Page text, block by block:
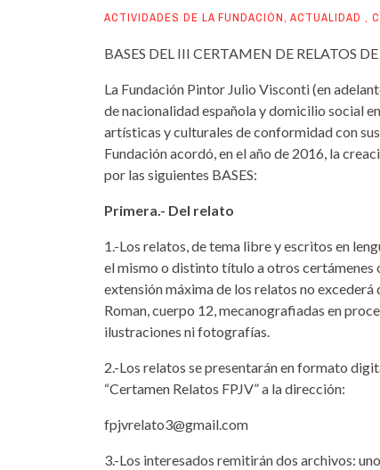
ACTIVIDADES DE LA FUNDACIÓN, ACTUALIDAD ,
BASES DEL III CERTAMEN DE RELATOS
La Fundación Pintor Julio Visconti (en
de nacionalidad española y domicilio social
artísticas y culturales de conformidad con
Fundación acordó, en el año de 2016, la
por las siguientes BASES:
Primera.- Del relato
1.-Los relatos, de tema libre y escritos en
el mismo o distinto título a otros certámenes
extensión máxima de los relatos no
Roman, cuerpo 12, mecanografiadas en
ilustraciones ni fotografías.
2.-Los relatos se presentarán en formato
“Certamen Relatos FPJV” a la dirección:
fpjvrelato3@gmail.com
3.-Los interesados remitirán dos archivos: